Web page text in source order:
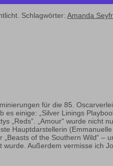
Schlagwörter: Amanda
für die 85.
einige: „Silver Linings
„Reds”. „Amour“ wurde
Hauptdarstellerin
of the Southern Wild“ –
Außerdem vermisse ich